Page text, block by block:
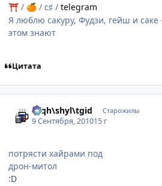
⛩ / 🍊 / c♯ / telegram
Я люблю сакуру, Фудзи, гейш и саке
этом знают
Цитата
rhqh\shyl\tgid Старожилы
9 Сентября, 201015 г
потрясти хайрами под
дрон-митол
:D